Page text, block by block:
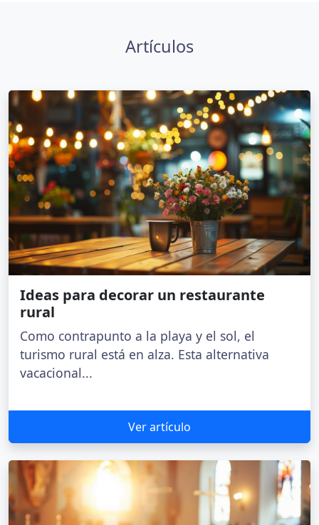
Artículos
Ideas para decorar un restaurante
rural
Como contrapunto a la playa y el sol, el
turismo rural está en alza. Esta alternativa
vacacional...
Ver artículo